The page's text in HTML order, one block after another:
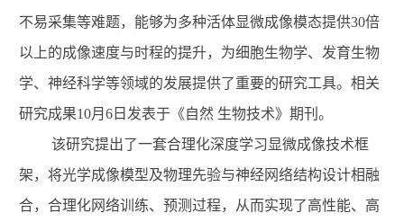
不易采集等难题，能够为多种活体显微成像模态提供30倍
以上的成像速度与时程的提升，为细胞生物学、发育生物
学、神经科学等领域的发展提供了重要的研究工具。相关
研究成果10月 6 日发表于《自然 生物技术》期刊。
该研究提出了一套合理化深度学习显微成像技术框
架，将光学成像模型及物理先验与神经网络结构设计相融
合，合理化网络训练、预测过程，从而实现了高性能、高